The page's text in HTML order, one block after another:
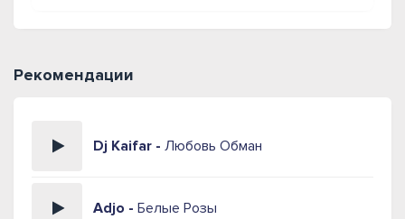
Рекомендации
Dj Kaifar - Любовь Обман
Adjo - Белые Розы